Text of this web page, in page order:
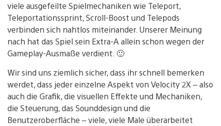
viele ausgefeilte Spielmechaniken wie Teleport,
Teleportationssprint, Scroll-Boost und Telepods
verbinden sich nahtlos miteinander. Unserer Meinung
nach hat das Spiel sein Extra-A allein schon wegen der
Gameplay-Ausmaße verdient. 🙂
Wir sind uns ziemlich sicher, dass ihr schnell bemerken
werdet, dass jeder einzelne Aspekt von Velocity 2X – also
auch die Grafik, die visuellen Effekte und Mechaniken,
die Steuerung, das Sounddesign und die
Benutzeroberfläche – viele, viele Male überarbeitet